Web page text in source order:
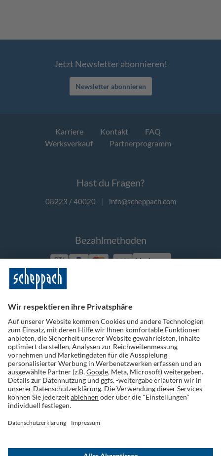
Jetzt Newsletter abonnieren!
Newsletter abonnieren
Karriere Kontakt
FAQ
Werksverkauf
Partnerprogramm
Hast du Fragen?
08223 / 40020 | info@scheppach.com
Bezahlmethoden
Vorkasse
Folge uns auf Social Media